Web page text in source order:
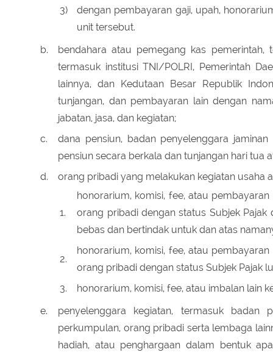
3)
dengan pembayaran gaji, upah,
unit tersebut.
b.
bendahara atau pemegang kas
termasuk institusi TNI/POLRI, Pemerintah
lainnya, dan Kedutaan Besar Republik
tunjangan, dan pembayaran lain dengan
jabatan, jasa, dan kegiatan;
c.
dana pensiun, badan penyelenggara
pensiun secara berkala dan tunjangan hari tua
d.
orang pribadi yang melakukan kegiatan usaha
1.
honorarium, komisi, fee, atau
orang pribadi dengan status Subjek
bebas dan bertindak untuk dan atas
2.
honorarium, komisi, fee, atau
orang pribadi dengan status Subjek Pajak
3.
honorarium, komisi, fee, atau imbalan lain
e.
penyelenggara kegiatan, termasuk badan
perkumpulan, orang pribadi serta lembaga
hadiah, atau penghargaan dalam bentuk